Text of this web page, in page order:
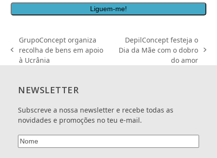
de
acordo
Política
de-
privacidade/"
</a>*
dados
nome,
telefone
para
ofertas
promoções
realizadas
DepilConcept.
previous
post:
GrupoConcept organiza
recolha de bens em apoio
à Ucrânia
next
DepilConcept festeja o
Dia da Mãe com o dobro
do amor
NEWSLETTER
Subscreve a nossa newsletter e recebe todas as
novidades e promoções no teu e-mail.
Nome(Obrigatório)